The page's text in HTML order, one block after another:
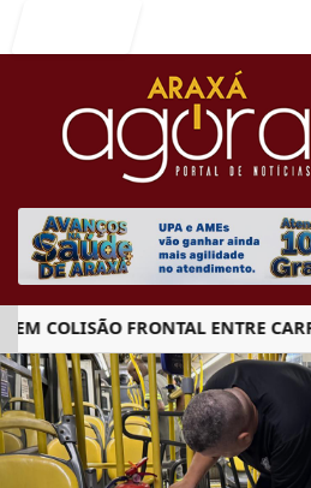
COLISÃO FRONTAL ENTRE CARRO
EM ALTA